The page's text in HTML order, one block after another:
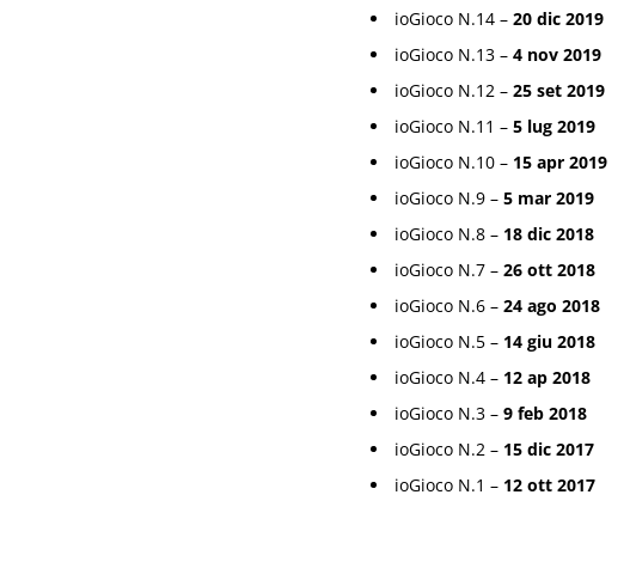
ioGioco N.14 – 20 dic 2019
ioGioco N.13 – 4 nov 2019
ioGioco N.12 – 25 set 2019
ioGioco N.11 – 5 lug 2019
ioGioco N.10 – 15 apr 2019
ioGioco N.9 – 5 mar 2019
ioGioco N.8 – 18 dic 2018
ioGioco N.7 – 26 ott 2018
ioGioco N.6 – 24 ago 2018
ioGioco N.5 – 14 giu 2018
ioGioco N.4 – 12 ap 2018
ioGioco N.3 – 9 feb 2018
ioGioco N.2 – 15 dic 2017
ioGioco N.1 – 12 ott 2017